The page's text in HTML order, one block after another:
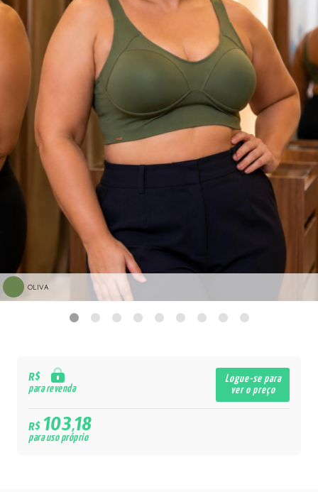
OLIVA
R$
para revenda
Logue-se para
ver o preço
R$103,18
para uso próprio